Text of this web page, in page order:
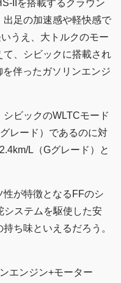
IIを搭載するクラウン
出足の加速感や軽快感で
うえ、大トルクのモー
て、シビックに搭載され
伴ったガソリンエンジ
ビックのWLTCモード
レード）であるのに対
L（Gグレード）と
が特徴となるFFのシ
システムを駆使した安
ち味といえるだろう。
エンジン+モーター